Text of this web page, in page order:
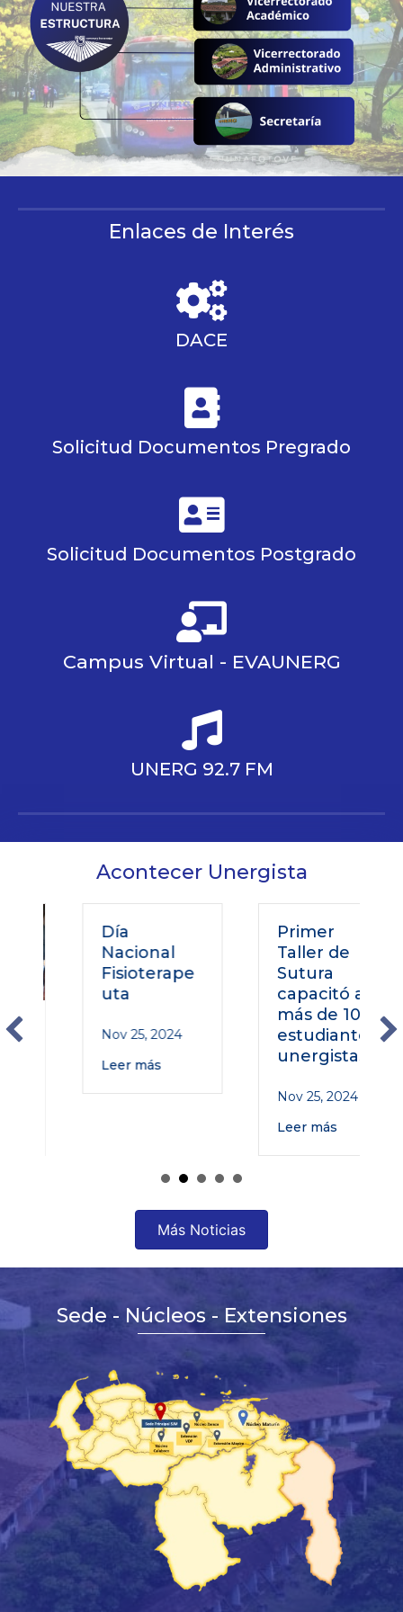
Enlaces de Interés
DACE
Solicitud Documentos Pregrado
Solicitud Documentos Postgrado
Campus Virtual - EVAUNERG
UNERG 92.7 FM
Acontecer Unergista
Nacional
Fisioterape
uta
Nov 25, 2024
Leer más
Primer
Taller de
Sutura
capacitó a
más de 100
estudiantes
unergistas
Nov 25, 2024
Leer más
Más Noticias
Sede - Núcleos - Extensiones